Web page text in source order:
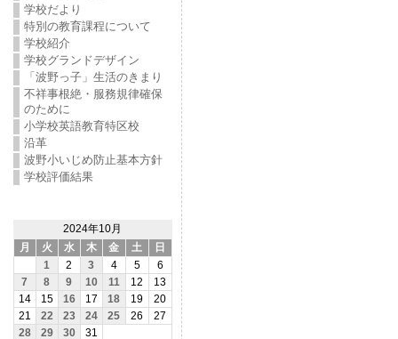
学校だより
特別の教育課程について
学校紹介
学校グランドデザイン
「波野っ子」生活のきまり
不祥事根絶・服務規律確保
のために
小学校英語教育特区校
沿革
波野小いじめ防止基本方針
学校評価結果
2024年10月
月
火 水 木 金 土 日
1 2 3 4 5
6
7
8 9 10 11 12
13
14
15 16 17 18 19
20
21
22 23 24 25 26
27
28
29 30 31